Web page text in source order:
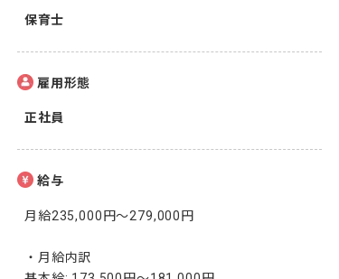
保育士
雇用形態
正社員
給与
月給235,000円〜279,000円
・月給内訳